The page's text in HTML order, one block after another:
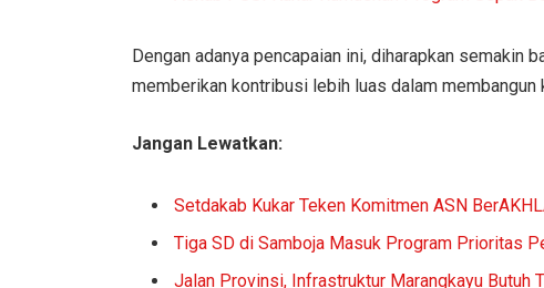
Dengan adanya pencapaian ini, diharapkan semakin
memberikan kontribusi lebih luas dalam
Jangan Lewatkan:
Setdakab Kukar Teken Komitmen ASN
Tiga SD di Samboja Masuk Program Prioritas
Jalan Provinsi, Infrastruktur Marangkayu Butuh